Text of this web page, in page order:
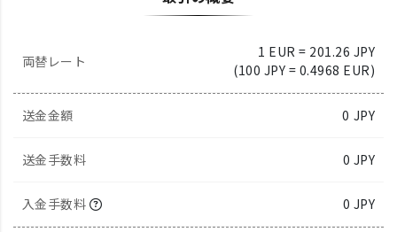
両替レート
1 EUR = 201.26 JPY
(100 JPY = 0.4968 EUR)
送金金額 0 JPY
送金手数料 0 JPY
入金手数料 0 JPY